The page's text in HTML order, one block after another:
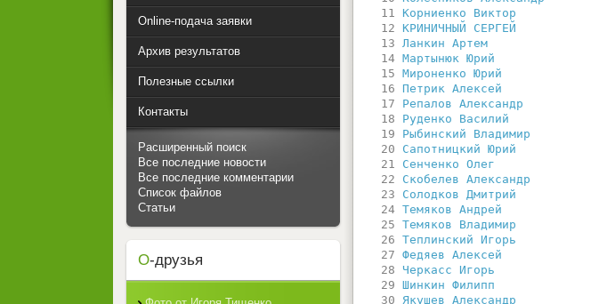
  11
Корниенко Виктор
  12
КРИНИЧНЫЙ СЕРГЕЙ
  13
Ланкин Артем
  14
Мартынюк Юрий
  15
Мироненко Юрий
  16
Петрик Алексей
  17
Репалов Александр
  18
Руденко Василий
  19
Рыбинский Владимир
  20
Сапотницкий Юрий
  21
Сенченко Олег
  22
Скобелев Александр
  23
Солодков Дмитрий
  24
Темяков Андрей
  25
Темяков Владимир
  26
Теплинский Игорь
  27
Федяев Алексей
  28
Черкасс Игорь
  29
Шинкин Филипп
  30
Якушев Александр
Online-подача заявки
Архив результатов
Полезные ссылки
Контакты
Расширенный поиск
Все последние новости
Все последние комментарии
Список файлов
Статьи
О-друзья